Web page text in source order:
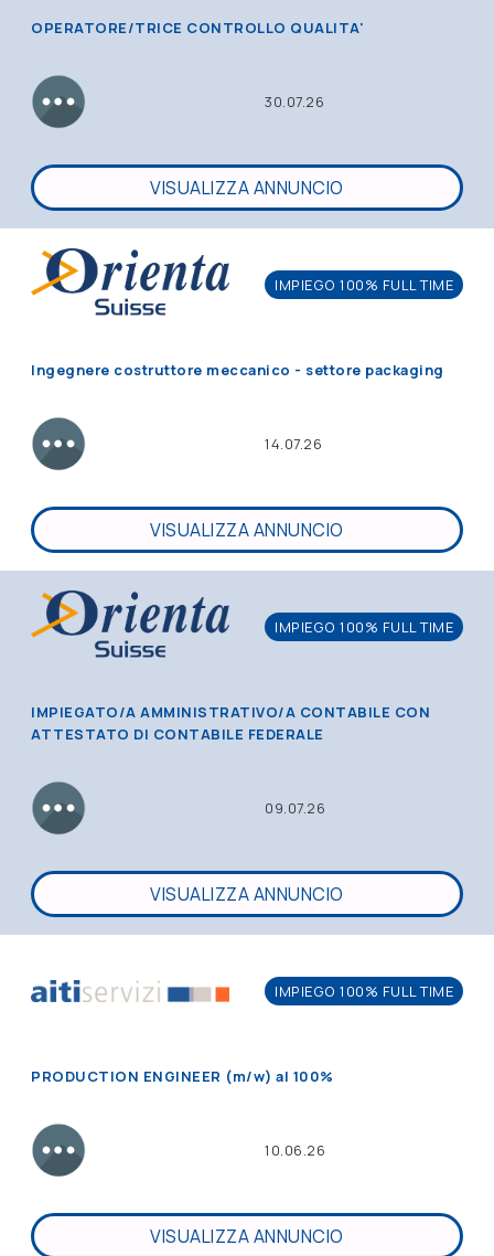
OPERATORE/TRICE CONTROLLO QUALITA'
30.07.26
VISUALIZZA ANNUNCIO
IMPIEGO 100% FULL TIME
Ingegnere costruttore meccanico - settore packaging
14.07.26
VISUALIZZA ANNUNCIO
IMPIEGO 100% FULL TIME
IMPIEGATO/A AMMINISTRATIVO/A CONTABILE CON
ATTESTATO DI CONTABILE FEDERALE
09.07.26
VISUALIZZA ANNUNCIO
IMPIEGO 100% FULL TIME
PRODUCTION ENGINEER (m/w) al 100%
10.06.26
VISUALIZZA ANNUNCIO